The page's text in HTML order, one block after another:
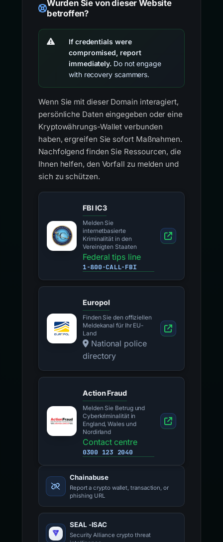
Wurden Sie von dieser Website
betroffen?
If credentials were
compromised, report
immediately. Do not engage
with recovery scammers.
Wenn Sie mit dieser Domain interagiert,
persönliche Daten eingegeben oder eine
Kryptowährungs-Wallet verbunden
haben, ergreifen Sie sofort Maßnahmen.
Nachfolgend finden Sie Ressourcen, die
Ihnen helfen, den Vorfall zu melden und
sich zu schützen.
FBI IC3
Melden Sie
internetbasierte
Kriminalität in den
Vereinigten Staaten
Federal tips line
1-800-CALL-FBI
Europol
Finden Sie den offiziellen
Meldekanal für Ihr EU-
Land
National police
directory
Action Fraud
Melden Sie Betrug und
Cyberkriminalität in
England, Wales und
Nordirland
Contact centre
0300 123 2040
Chainabuse
Report a crypto wallet, transaction, or
phishing URL
SEAL -ISAC
Security Alliance crypto threat